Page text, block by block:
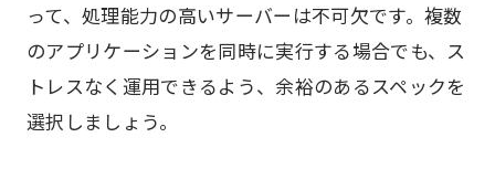
って、処理能力の高いサーバーは不可欠です。複数
のアプリケーションを同時に実行する場合でも、ス
トレスなく運用できるよう、余裕のあるスペックを
選択しましょう。